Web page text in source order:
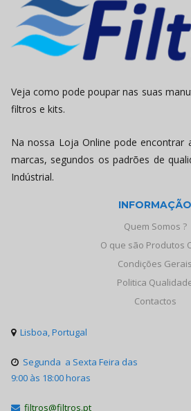
Veja como pode poupar nas suas
filtros e kits.
Na nossa Loja Online pode encontrar
marcas, segundos os padrões de
Indústrial.
INFORMAÇÃO
Quem Somos ?
O que são Produtos
Condições Gerais
Politica
Contactos
 Lisboa, Portugal
 Segunda a Sexta Feira das
9:00 às 18:00 horas
 filtros@filtros.pt